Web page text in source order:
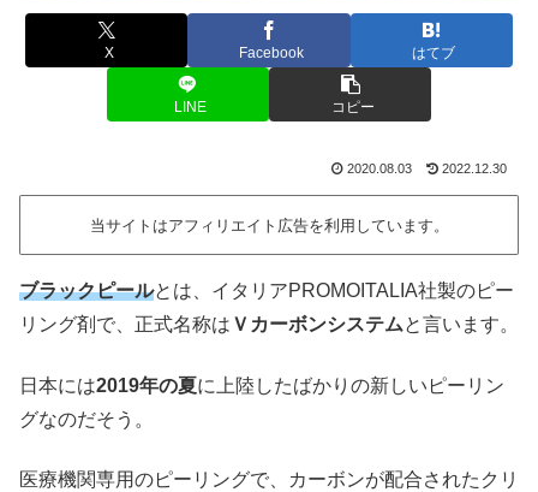
X Facebook はてブ
LINE コピー
2020.08.03 2022.12.30
当サイトはアフィリエイト広告を利用しています。
ブラックピールとは、イタリアPROMOITALIA社製のピー
リング剤で、正式名称は Ｖカーボンシステムと言います。
日本には2019年の夏に上陸したばかりの新しいピーリン
グなのだそう。
医療機関専用のピーリングで、カーボンが配合されたクリ